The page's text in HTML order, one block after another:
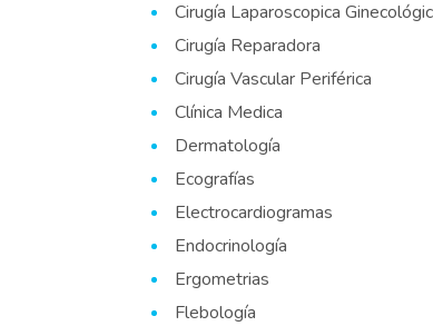
Cirugía Laparoscopica
Cirugía Reparadora
Cirugía Vascular Periférica
Clínica Medica
Dermatología
Ecografías
Electrocardiogramas
Endocrinología
Ergometrias
Flebología